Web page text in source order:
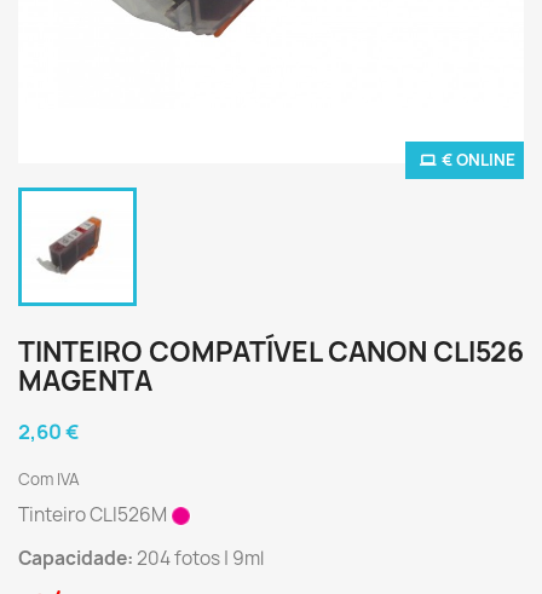
€ ONLINE
TINTEIRO COMPATÍVEL CANON CLI526
MAGENTA
2,60 €
Com IVA
Tinteiro CLI526M
Capacidade:204 fotos | 9ml